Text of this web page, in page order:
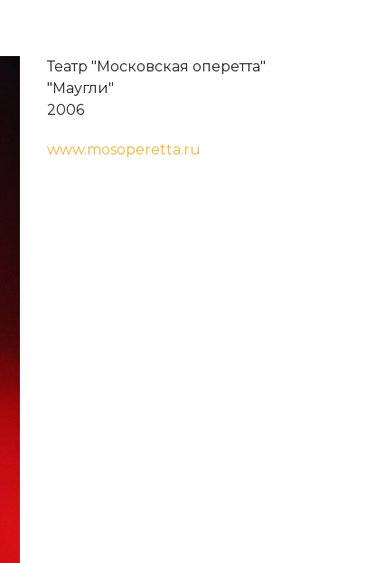
Театр "Московская оперетта"
"Маугли"
2006
www.mosoperetta.ru